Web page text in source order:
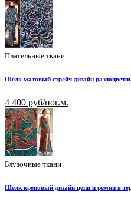
Плательные ткани
Шелк матовый стрейч дизайн
4 400 руб/пог.м.
Блузочные ткани
Шелк креповый дизайн цепи и ремни в